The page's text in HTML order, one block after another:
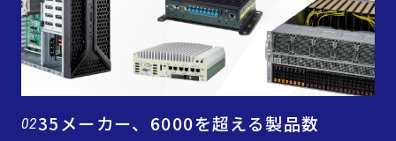
0235メーカー、6000を超える製品数